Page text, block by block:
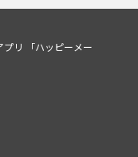
リ 「ハッピーメー